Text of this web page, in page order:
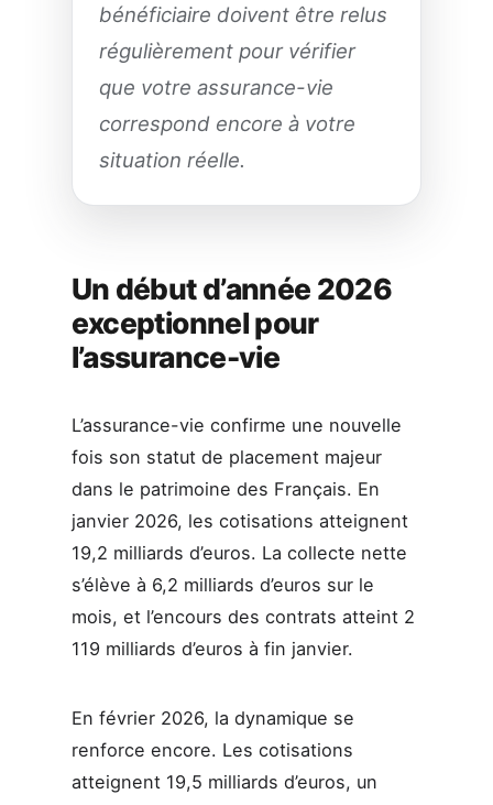
bénéficiaire doivent être relus
régulièrement pour vérifier
que votre assurance-vie
correspond encore à votre
situation réelle.
Un début d’année 2026
exceptionnel pour
l’assurance-vie
L’assurance-vie confirme une nouvelle
fois son statut de placement majeur
dans le patrimoine des Français. En
janvier 2026, les cotisations atteignent
19,2 milliards d’euros. La collecte nette
s’élève à 6,2 milliards d’euros sur le
mois, et l’encours des contrats atteint 2
119 milliards d’euros à fin janvier.
En février 2026, la dynamique se
renforce encore. Les cotisations
atteignent 19,5 milliards d’euros, un